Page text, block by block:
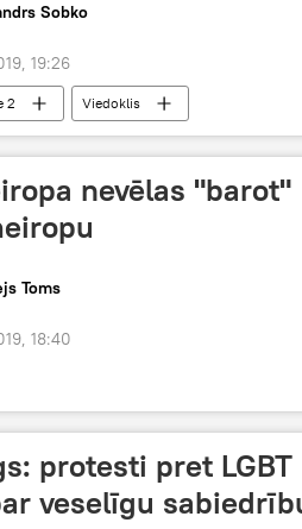
Sobko
19:26
2 Viedoklis
nevēlas "barot"
Toms
18:40
protesti pret
veselīgu